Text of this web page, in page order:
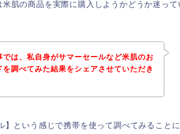
肌の商品を実際に購入しようかどうか迷って
は、私自身がサマーセールなど米肌のお
調べてみた結果をシェアさせていただき
】という感じで携帯を使って調べてみること